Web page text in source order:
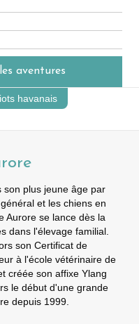
aventures
havanais
son plus jeune âge par
et les chiens en
Aurore se lance dès la
dans l'élevage familial.
son Certificat de
à l'école vétérinaire de
créée son affixe Ylang
le début d'une grande
depuis 1999.